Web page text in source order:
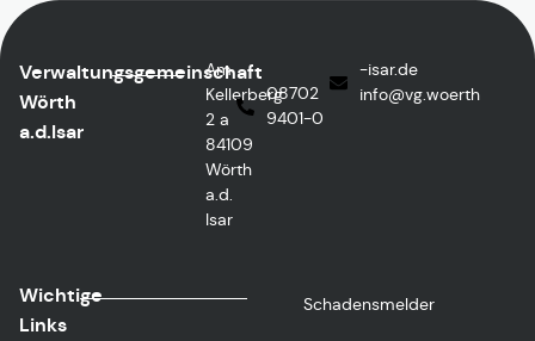
Verwaltungsgemeinschaft
Wörth
a.d.Isar
Am
Kellerberg
2 a
84109
Wörth
a.d.
Isar
08702
9401-0
ed.rasi-
htreow.gv
@ofni
Wichtige
Links
Schadensmelder